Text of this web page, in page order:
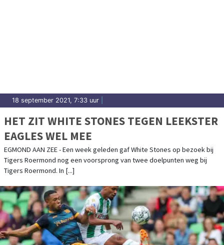
18 september 2021, 7:33 uur
HET ZIT WHITE STONES TEGEN LEEKSTER
EAGLES WEL MEE
EGMOND AAN ZEE - Een week geleden gaf White Stones op bezoek bij
Tigers Roermond nog een voorsprong van twee doelpunten weg bij
Tigers Roermond. In [...]